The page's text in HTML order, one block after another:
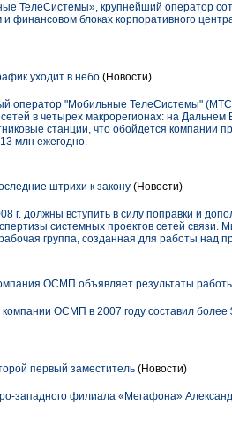
ТелеСистемы», крупнейший оператор
и финансовом блоках корпоративного
уходит в небо (Новости)
оператор "Мобильные ТелеСистемы"
в четырех макрорегионах: на
станции, что обойдется компании
млн ежегодно.
штрихи к закону (Новости)
г. должны вступить в силу поправки и
системных проектов сетей
группа, созданная для работы над
ОСМП объявляет результаты
ОСМП в 2007 году составил более
первый заместитель (Новости)
западного филиала «Мегафона»